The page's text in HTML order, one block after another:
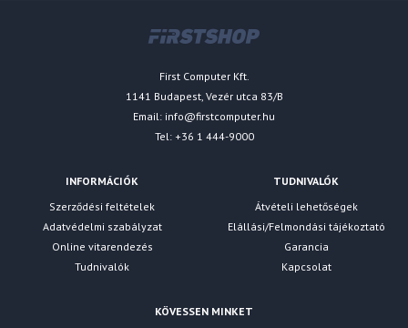
First Computer Kft.
1141 Budapest, Vezér utca 83/B
Email: info@firstcomputer.hu
Tel: +36 1 444-9000
INFORMÁCIÓK
Szerződési feltételek
Adatvédelmi szabályzat
Online vitarendezés
Tudnivalók
TUDNIVALÓK
Átvételi lehetőségek
Elállási/Felmondási tájékoztató
Garancia
Kapcsolat
KÖVESSEN MINKET